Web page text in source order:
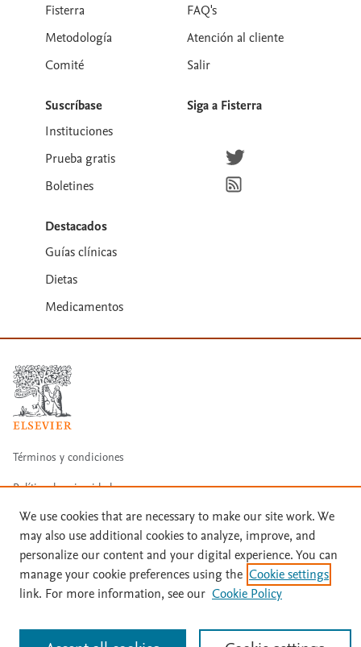
Fisterra
Metodología
Comité
Suscríbase
Instituciones
Prueba gratis
Boletines
Destacados
Guías clínicas
Dietas
Medicamentos
FAQ's
Atención al cliente
Salir
Siga a Fisterra
Síguenos en Twitter
Suscríbete para recibir
Términos y condiciones
Política de privacidad
Copyright ©2026 Elsevier España SLU, sus licenciantes y
colaboradores. Se reservan todos los derechos, incluidos los de minería
de texto y datos, entrenamiento de IA y tecnologías similares. Página
actualizada en: Página actualizada en: 31/07/2026.
Este sitio utiliza cookies.Cookie settings
We use cookies that are necessary to make our site work. We
may also use additional cookies to analyze, improve, and
personalize our content and your digital experience. You can
manage your cookie preferences using the Cookie settings
link. For more information, see our Cookie Policy